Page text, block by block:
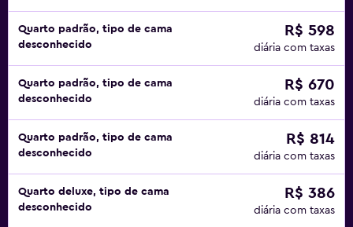
Quarto padrão, tipo de cama
desconhecido
R$ 598
diária com taxas
Quarto padrão, tipo de cama
desconhecido
R$ 670
diária com taxas
Quarto padrão, tipo de cama
desconhecido
R$ 814
diária com taxas
Quarto deluxe, tipo de cama
desconhecido
R$ 386
diária com taxas